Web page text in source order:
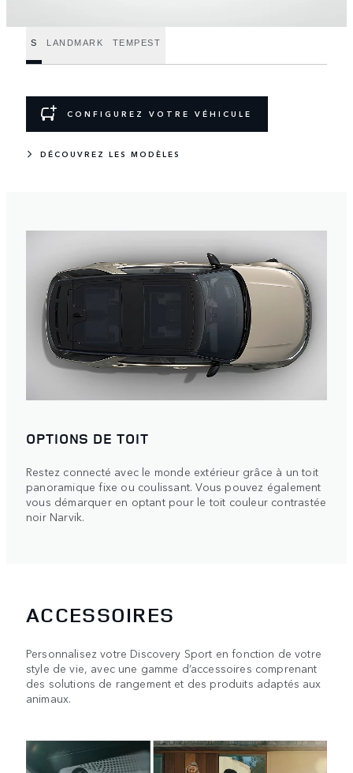
S LANDMARK TEMPEST
CONFIGUREZ VOTRE VÉHICULE
DÉCOUVREZ LES MODÈLES
OPTIONS DE TOIT
Restez connecté avec le monde extérieur grâce à un toit
panoramique fixe ou coulissant. Vous pouvez également
vous démarquer en optant pour le toit couleur contrastée
noir Narvik.
ACCESSOIRES
Personnalisez votre Discovery Sport en fonction de votre
style de vie, avec une gamme d’accessoires comprenant
des solutions de rangement et des produits adaptés aux
animaux.